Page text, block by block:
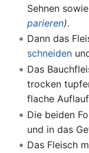
Sehnen
parieren).
Dann das
schneiden
Das
trocken
flache
Die beiden
und in das
Das Fleisch